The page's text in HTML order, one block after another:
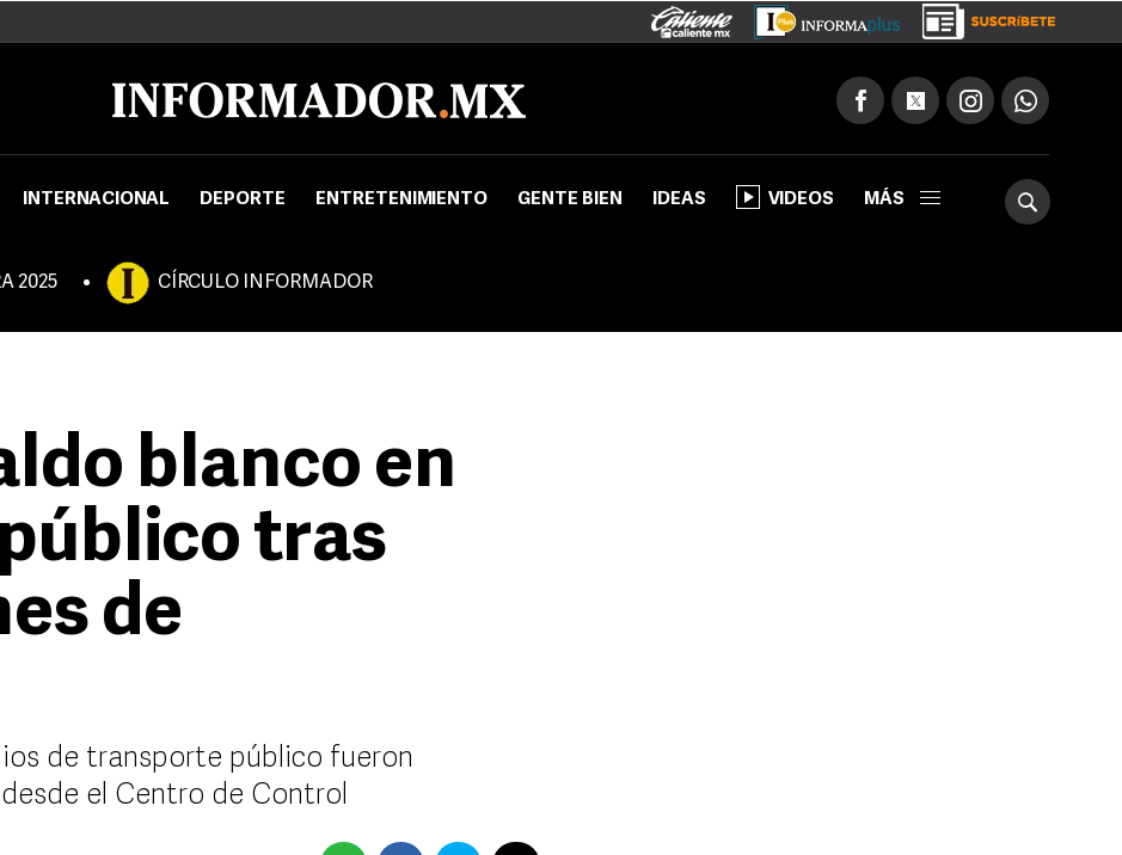
INTERNACIONAL DEPORTE ENTRETENIMIENTO GENTE BIEN IDEAS VIDEOS MÁS
2025 CÍRCULO INFORMADOR
blanco en
tras
de
de transporte público fueron
el Centro de Control